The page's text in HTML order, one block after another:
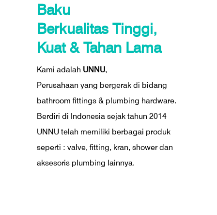
Baku
Berkualitas Tinggi,
Kuat & Tahan Lama
Kami adalah UNNU,
Perusahaan yang bergerak di bidang
bathroom fittings & plumbing hardware.
Berdiri di Indonesia sejak tahun 2014
UNNU telah memiliki berbagai produk
seperti : valve, fitting, kran, shower dan
aksesoris plumbing lainnya.